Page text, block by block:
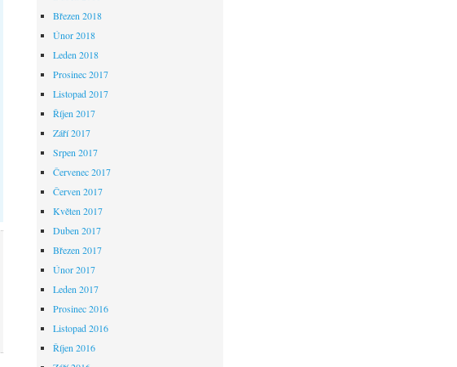
Březen 2018
Únor 2018
Leden 2018
Prosinec 2017
Listopad 2017
Říjen 2017
Září 2017
Srpen 2017
Červenec 2017
Červen 2017
Květen 2017
Duben 2017
Březen 2017
Únor 2017
Leden 2017
Prosinec 2016
Listopad 2016
Říjen 2016